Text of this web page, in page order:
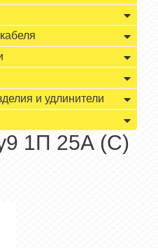
и удлинители
1П 25А (C)